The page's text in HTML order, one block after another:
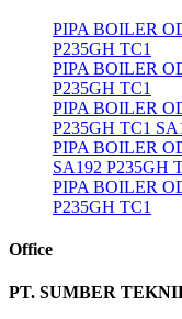
PIPA BOILER
P235GH TC1
PIPA BOILER
P235GH TC1
PIPA BOILER
P235GH TC1
PIPA BOILER
SA192 P235GH
PIPA BOILER
P235GH TC1
Office
PT. SUMBER